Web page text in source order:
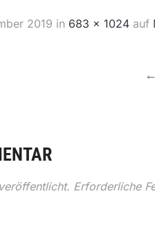
2019 in 683 × 1024auf
Erforderliche